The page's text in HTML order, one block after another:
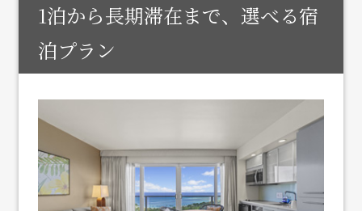
1泊から長期滞在まで、選べる宿
泊プラン